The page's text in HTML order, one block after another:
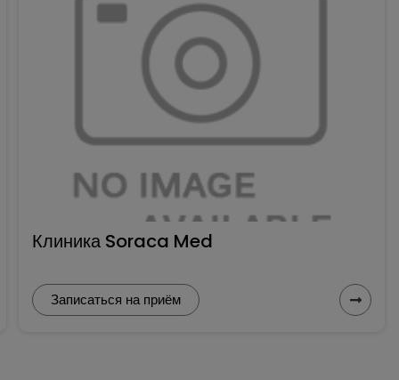
Клиника Soraca Med
Записаться на приём